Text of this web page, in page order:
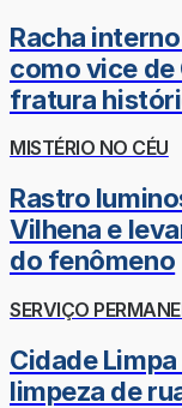
Racha
como vice
fratura
MISTÉRIO NO CÉU
Rastro
Vilhena e
do fenômeno
SERVIÇO
Cidade
limpeza de